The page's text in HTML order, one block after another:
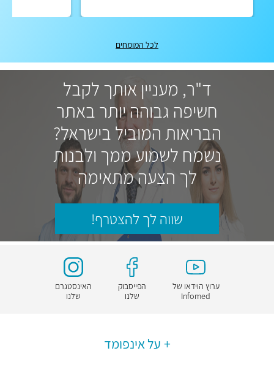
לכל המומחים
ד"ר, מעניין אותך לקבל
חשיפה גבוהה יותר באתר
הבריאות המוביל בישראל?
נשמח לשמוע ממך ולבנות
לך הצעה מתאימה
שווה לך להצטרף!
ערוץ הוידאו של
Infomed
הפייסבוק
שלנו
האינסטגרם
שלנו
על אינפומד